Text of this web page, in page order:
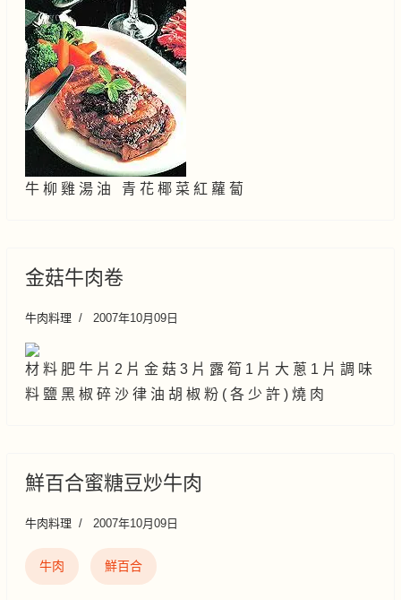
牛 柳 雞 湯 油 青 花 椰 菜 紅 蘿 蔔
金菇牛肉卷
牛肉料理 2007年10月09日
材 料 肥 牛 片 2 片 金 菇 3 片 露 筍 1 片 大 蔥 1 片 調 味
料 鹽 黑 椒 碎 沙 律 油 胡 椒 粉 ( 各 少 許 ) 燒 肉
鮮百合蜜糖豆炒牛肉
牛肉料理 2007年10月09日
牛肉 鮮百合